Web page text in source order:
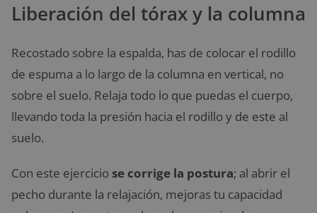
Liberación del tórax y la columna
Recostado sobre la espalda, has de colocar el rodillo
de espuma a lo largo de la columna en vertical, no
sobre el suelo. Relaja todo lo que puedas el cuerpo,
llevando toda la presión hacia el rodillo y de este al
suelo.
Con este ejercicio se corrige la postura; al abrir el
pecho durante la relajación, mejoras tu capacidad